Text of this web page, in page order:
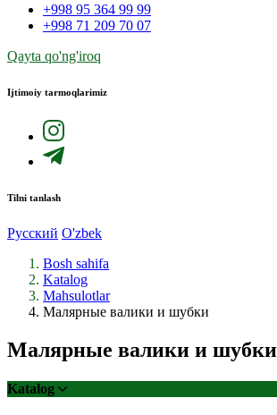
+998 95 364 99 99
+998 71 209 70 07
Qayta qo'ng'iroq
Ijtimoiy tarmoqlarimiz
Tilni tanlash
Русский O'zbek
Bosh sahifa
Katalog
Mahsulotlar
Малярные валики и шубки
Малярные валики и шубки
Katalog